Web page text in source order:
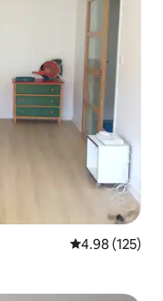
औसत रेटिंग 5 में से
4.98 (125)